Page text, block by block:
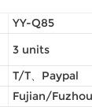
YY-Q85
3 units
T/T、Paypal
Fujian/Fuzhou